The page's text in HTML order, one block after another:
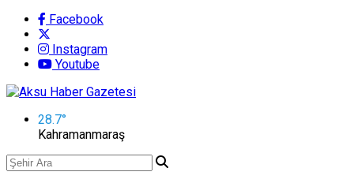
Facebook
Instagram
Youtube
28.7°
Kahramanmaraş